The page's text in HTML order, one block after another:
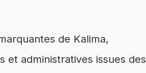
de Kalima,
et administratives issues des